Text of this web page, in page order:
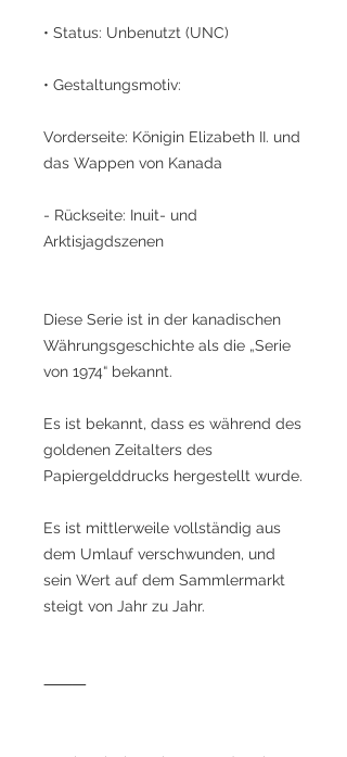
• Status: Unbenutzt (UNC)
• Gestaltungsmotiv:
Vorderseite: Königin Elizabeth II. und
das Wappen von Kanada
- Rückseite: Inuit- und
Arktisjagdszenen
Diese Serie ist in der kanadischen
Währungsgeschichte als die „Serie
von 1974“ bekannt.
Es ist bekannt, dass es während des
goldenen Zeitalters des
Papiergelddrucks hergestellt wurde.
Es ist mittlerweile vollständig aus
dem Umlauf verschwunden, und
sein Wert auf dem Sammlermarkt
steigt von Jahr zu Jahr.
⸻